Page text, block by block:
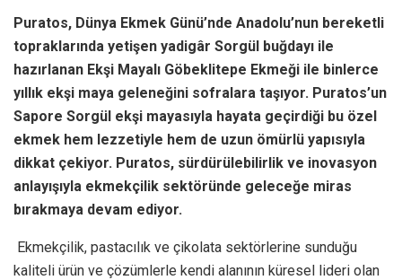
Puratos, Dünya Ekmek Günü’nde Anadolu’nun bereketli
topraklarında yetişen yadigâr Sorgül buğdayı ile
hazırlanan Ekşi Mayalı Göbeklitepe Ekmeği ile binlerce
yıllık ekşi maya geleneğini sofralara taşıyor. Puratos’un
Sapore Sorgül ekşi mayasıyla hayata geçirdiği bu özel
ekmek hem lezzetiyle hem de uzun ömürlü yapısıyla
dikkat çekiyor. Puratos, sürdürülebilirlik ve inovasyon
anlayışıyla ekmekçilik sektöründe geleceğe miras
bırakmaya devam ediyor.
Ekmekçilik, pastacılık ve çikolata sektörlerine sunduğu
kaliteli ürün ve çözümlerle kendi alanının küresel lideri olan